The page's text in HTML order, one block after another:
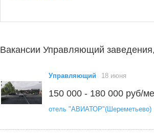
Вакансии Управляющий
Управляющий 18 июня
150 000 - 180 000 руб/
отель "АВИАТОР"(Шереметьево)